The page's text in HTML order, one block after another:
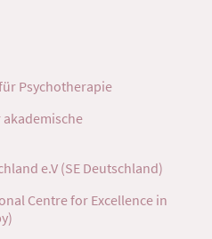
Psychotherapie
akademische
e.V (SE Deutschland)
Centre for Excellence in